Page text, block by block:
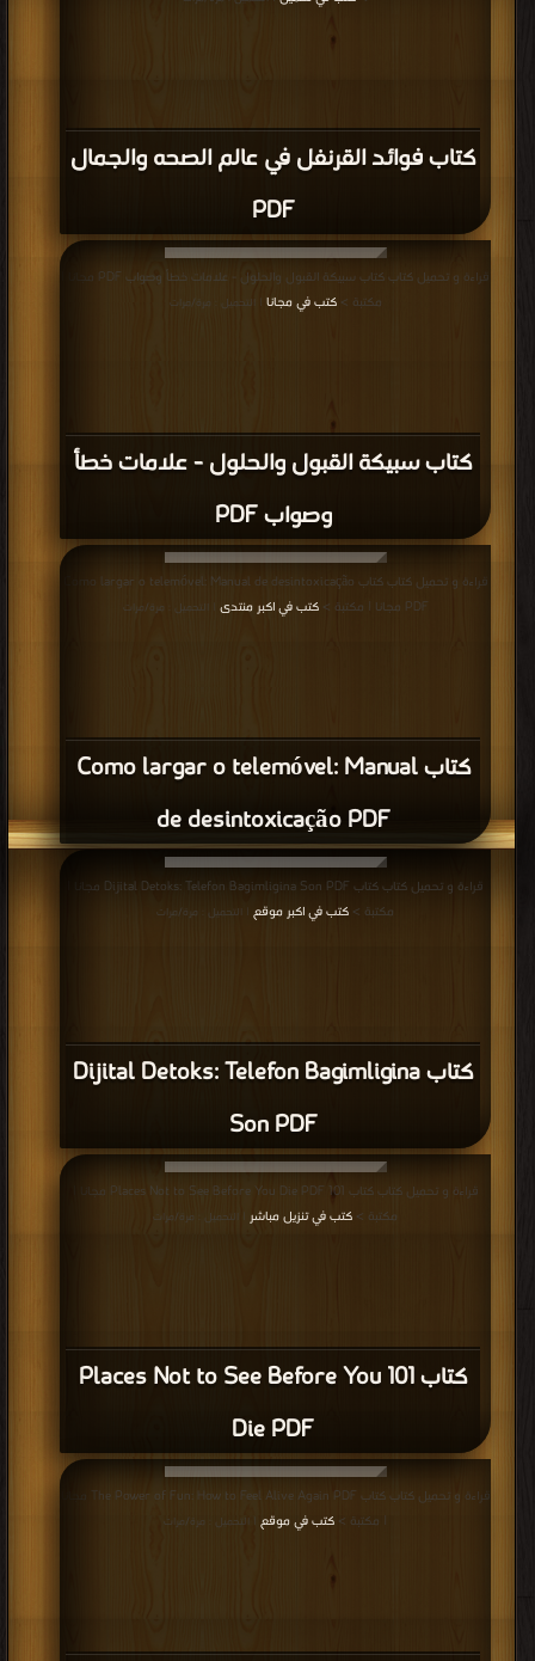
كتاب فوائد القرنفل في عالم الصحه والجمال
PDF
كتاب سبيكة القبول والحلول - علامات خطأ
وصواب PDF
قراءة و تحميل كتاب كتاب سبيكة القبول والحلول - علامات خطأ وصواب PDF مجانا |
مكتبة >كتب في مجانا | التحميل : مرة/مرات
كتاب Como largar o telemóvel: Manual
de desintoxicação PDF
قراءة و تحميل كتاب كتاب Como largar o telemóvel: Manual de desintoxicação
PDF مجانا | مكتبة >
كتب في اكبر منتدى | التحميل : مرة/مرات
كتاب Dijital Detoks: Telefon Bagimligina
Son PDF
قراءة و تحميل كتاب كتاب Dijital Detoks: Telefon Bagimligina Son PDF مجانا |
مكتبة > كتب في اكبر موقع | التحميل : مرة/مرات
كتاب 101 Places Not to See Before You
Die PDF
قراءة و تحميل كتاب كتاب 101 Places Not to See Before You Die PDF مجانا |
مكتبة > كتب في تنزيل مباشر | التحميل : مرة/مرات
| مكتبة > كتب في موقع | التحميل : مرة/مرات